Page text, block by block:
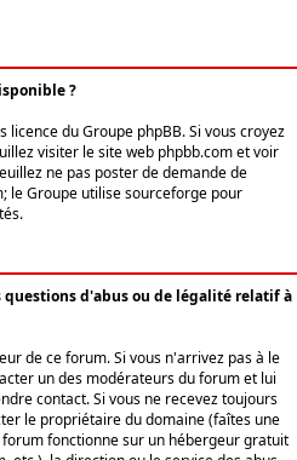
?
du Groupe phpBB. Si vous croyez
visiter le site web phpbb.com et voir
ne pas poster de demande de
le Groupe utilise sourceforge pour
questions d'abus ou de légalité relatif à
de ce forum. Si vous n'arrivez pas à le
un des modérateurs du forum et lui
contact. Si vous ne recevez toujours
le propriétaire du domaine (faîtes une
fonctionne sur un hébergeur gratuit